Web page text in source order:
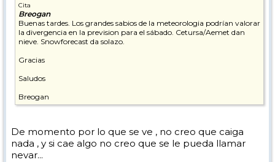
Cita
Breogan
Buenas tardes. Los grandes sabios de la meteorologia podrían valorar
la divergencia en la prevision para el sábado. Cetursa/Aemet dan
nieve. Snowforecast da solazo.
Gracias
Saludos
Breogan
De momento por lo que se ve , no creo que caiga
nada , y si cae algo no creo que se le pueda llamar
nevar...